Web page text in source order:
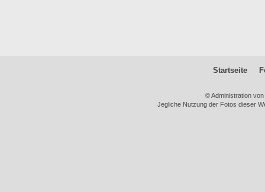
Startseite
© Administration
Jegliche Nutzung der Fotos dieser